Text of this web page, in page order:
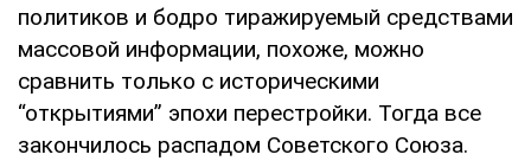
политиков и бодро тиражируемый средствами
массовой информации, похоже, можно
сравнить только с историческими
“открытиями” эпохи перестройки. Тогда все
закончилось распадом Советского Союза.